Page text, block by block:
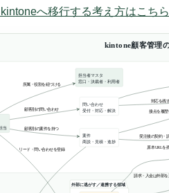
へ移行する考え方はこちら